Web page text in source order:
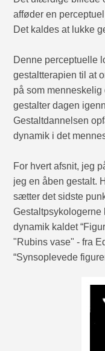
afføder en
Det kaldes at lukke
Denne perceptuelle
gestaltterapien til at
på som
gestalter dagen
Gestaltdannelsen
dynamik i det
For hvert afsnit, jeg
jeg en åben gestalt.
sætter det sidste
Gestaltpsykologerne
dynamik kaldet
"Rubins vase" - fra
“Synsoplevede